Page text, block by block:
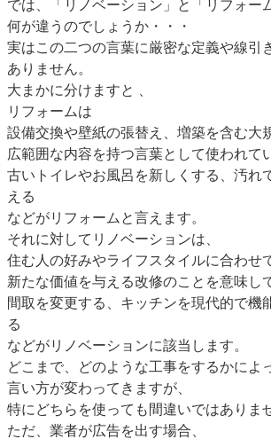
では、「リノベーション」と「リフォー
何が違うのでしょうか・・・
実はこの二つの言葉に厳密な定義や線引
ありません。
大まかに分けますと 、
リフォームは
設備交換や壁紙の張替え、増築を含む大
広範囲な内容を持つ言葉として使われて
古いトイレやお風呂を新しくする、汚れ
える
などがリフォームと言えます。
それに対してリノベーションは、
住む人の好みやライフスタイルに合わせ
新たな価値を与える改修のことを意味し
間取を変更する、キッチンを現代的で機
る
などがリノベーションに該当します。
どこまで、どのような工事をするかによ
言い方が変わってきますが、
特にどちらを使っても間違いではありま
ただ、業者が広告を出す場合、